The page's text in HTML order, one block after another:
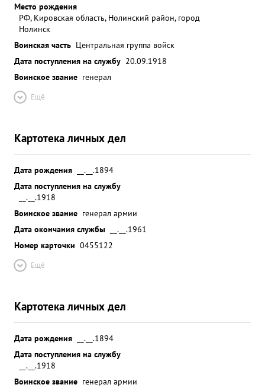
Место рождения
РФ, Кировская область, Нолинский район, город
Нолинск
Воинская часть Центральная группа войск
Дата поступления на службу 20.09.1918
Воинское звание генерал
Ещё
Картотека личных дел
Дата рождения
__.__.1894
Дата поступления на службу
__.__.1918
Воинское звание генерал армии
Дата окончания службы
__.__.1961
Номер карточки 0455122
Ещё
Картотека личных дел
Дата рождения
__.__.1894
Дата поступления на службу
__.__.1918
Воинское звание генерал армии